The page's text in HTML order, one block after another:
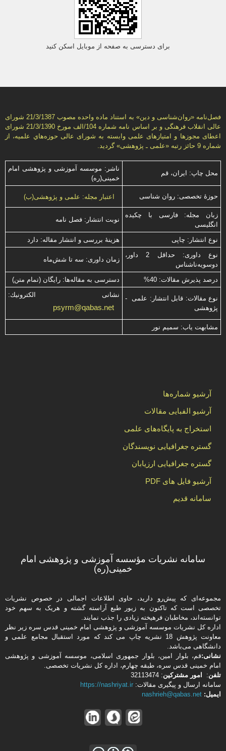
برای دسترسی به صفحه از موبایل اسکن کنید
فصل‌نامه «روان‌شناسی و دين» به استناد ماده واحده مصوب 21/3/1387 شورای
عالی انقلاب فرهنگی و بر اساس نامه شماره 104/الف مورخ 21/3/1390 شورای
اعطای مجوزها و امتيازهای علمی وابسته به شورای عالی حوزه‌هاي علميه، از
شماره 9 حائز رتبه «علمی ـ پژوهشی» گرديد.
محل چاپ: ایران، قم
ناشر: موسسه آموزشی و پژوهشی امام
خمینی(ره)
حوزۀ تخصصی: روان شناسی اعتبار مجله: علمی و پژوهشی(ب)
زبان مجله: فارسی با چكیده
انگلیسی
نوبت انتشار: فصل نامه
نوع انتشار: چاپی
هزینۀ بررسی و انتشار مقاله: دارد
نوع داوری: حداقل 2 داور،
دوسویه‌ناشناس
زمان داوری: سه تا شش‌ماه
درصد پذیرش مقالات: 40% دسترسی به مقاله‌ها: رایگان (تمام متن)
نوع مقالات: قابل انتشار: علمی -
پژوهشی
نشانی الكترونیك:
psyrm@qabas.net
مشابهت ياب: سميم نور
آرشیو شماره‌ها
آرشیو الفبایی مقالات
استخراج به پایگاه‌های علمی
گستره جغرافیایی نویسندگان
گستره جغرافیایی ارزیابان
آرشیو فایل های PDF
سامانه قدیم
سامانه نشریات مؤسسه آموزشی و پژوهشی امام
خمینی(ره)
مجموعه‌ای که پیش‌رو دارید،‌ حاوی اطلاعات اجمالی در خصوص نشریات
تخصصی است که تاکنون به زیور طبع آراسته گشته و هریک به سهم خود
توانسته‌اند، مخاطبان فرهیخته‌ زیادی را جذب نمایند.
اداره كل نشریات موسسه آموزشی و پژوهشی امام خمینی قدس سره زیر نظر
معاونت پژوهش 18 نشریه چاپ می کند که مورد استقبال مجامع علمی و
دانشگاهی می‌باشد.
نشانی:قم، بلوار امین، بلوار جمهوری اسلامی، موسسه آموزشی و پژوهشی
امام خمینی قدس سره، طبقه چهارم، اداره كل نشریات تخصصی.
تلفن: امور مشتركین: 32113474
سامانه ارسال و پیگیری مقالات: https://nashriyat.ir
ایمیل: nashrieh@qabas.net